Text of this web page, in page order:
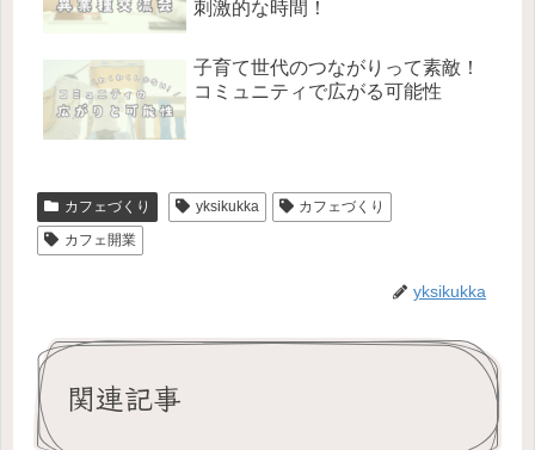
刺激的な時間！
子育て世代のつながりって素敵！
コミュニティで広がる可能性
カフェづくり yksikukka
カフェづくり
カフェ開業
yksikukka
関連記事